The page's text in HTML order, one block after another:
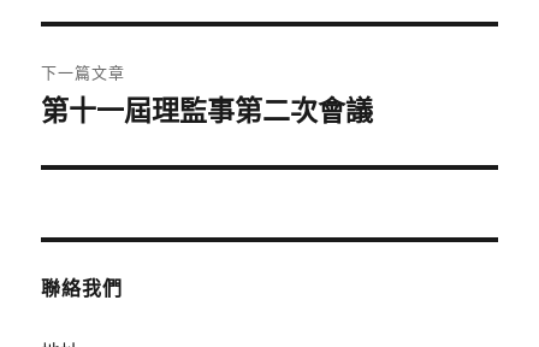
章:
下一篇文章
下
篇
章:
第十一屆理監事第二次會議
聯絡我們